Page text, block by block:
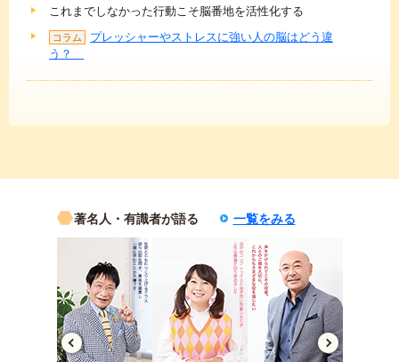
これまでしなかった行動こそ脳番地を活性化する
コラム
プレッシャーやストレスに強い人の脳はどう違
う？
著名人・有識者が語る 一覧をみる